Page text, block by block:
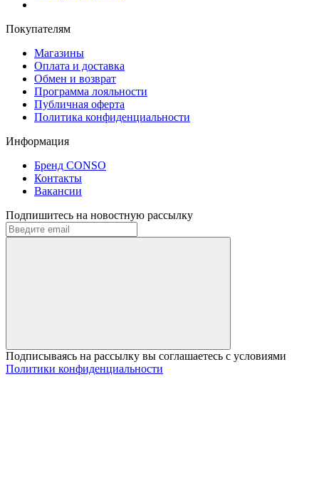
Покупателям
Магазины
Оплата и доставка
Обмен и возврат
Программа лояльности
Публичная оферта
Политика конфиденциальности
Информация
Бренд CONSO
Контакты
Вакансии
Подпишитесь на новостную рассылку
Подписываясь на рассылку вы соглашаетесь с условиями
Политики конфиденциальности